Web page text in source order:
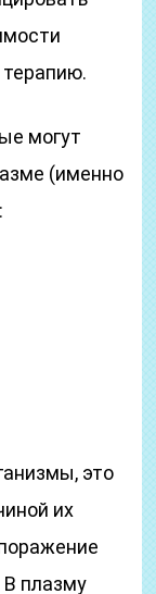
могут
(именно
это
их
В плазму